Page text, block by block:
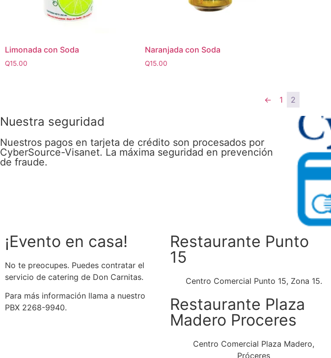
Limonada con Soda
Q15.00
Naranjada con Soda
Q15.00
← 1 2
Nuestra seguridad
Nuestros pagos en tarjeta de crédito son procesados por
CyberSource-Visanet. La máxima seguridad en prevención
de fraude.
¡Evento en casa!
No te preocupes. Puedes contratar el
servicio de catering de Don Carnitas.
Para más información llama a nuestro
PBX 2268-9940.
Restaurante Punto
15
Centro Comercial Punto 15, Zona 15.
Restaurante Plaza
Madero Proceres
Centro Comercial Plaza Madero,
Próceres